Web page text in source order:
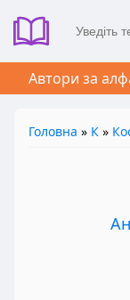
Автори за
Головна » К »